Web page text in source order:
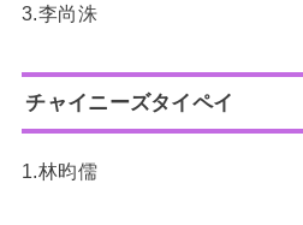
3.李尚洙
チャイニーズタイペイ
1.林昀儒